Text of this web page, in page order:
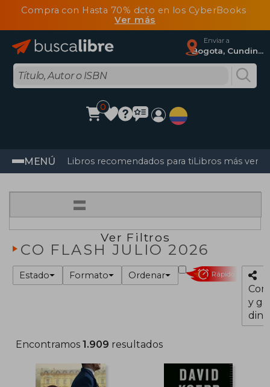
Compra con Hasta 70% dcto en los CyberBooks
Ver más
Enviar a
Bogota, Cundinamarca
0
MENÚ Libros recomendados para tiLibros más
=
Ver Filtros
CO FLASH JULIO 2026
Estado Formato Ordenar Rápido
y
Encontramos1.909 resultados